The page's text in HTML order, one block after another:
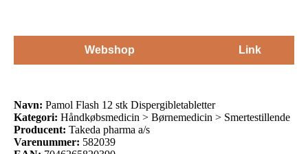
Webshop Link
Navn: Pamol Flash 12 stk Dispergibletabletter
Kategori: Håndkøbsmedicin > Børnemedicin > Smertestillende
Producent: Takeda pharma a/s
Varenummer: 582039